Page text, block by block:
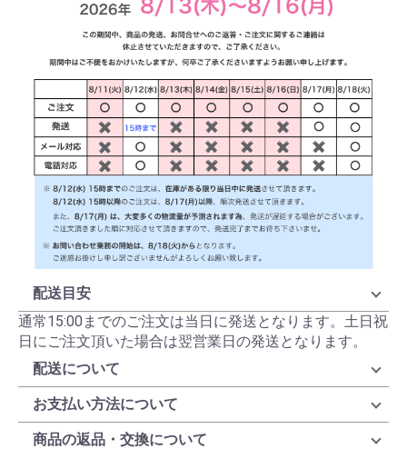
配送目安
通常15:00までのご注文は当日に発送となります。土日祝
日にご注文頂いた場合は翌営業日の発送となります。
配送について
お支払い方法について
商品の返品・交換について